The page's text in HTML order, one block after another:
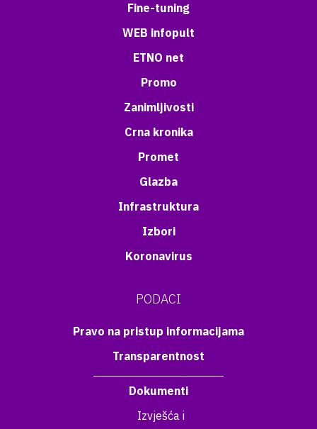
Fine-tuning
WEB infopult
ETNO net
Promo
Zanimljivosti
Crna kronika
Promet
Glazba
Infrastruktura
Izbori
Koronavirus
PODACI
Pravo na pristup informacijama
Transparentnost
Dokumenti
Izvješća i